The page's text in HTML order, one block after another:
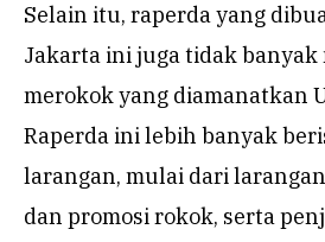
Selain itu, raperda yang
Jakarta ini juga tidak banyak
merokok yang diamanatkan
Raperda ini lebih banyak
larangan, mulai dari
dan promosi rokok, serta